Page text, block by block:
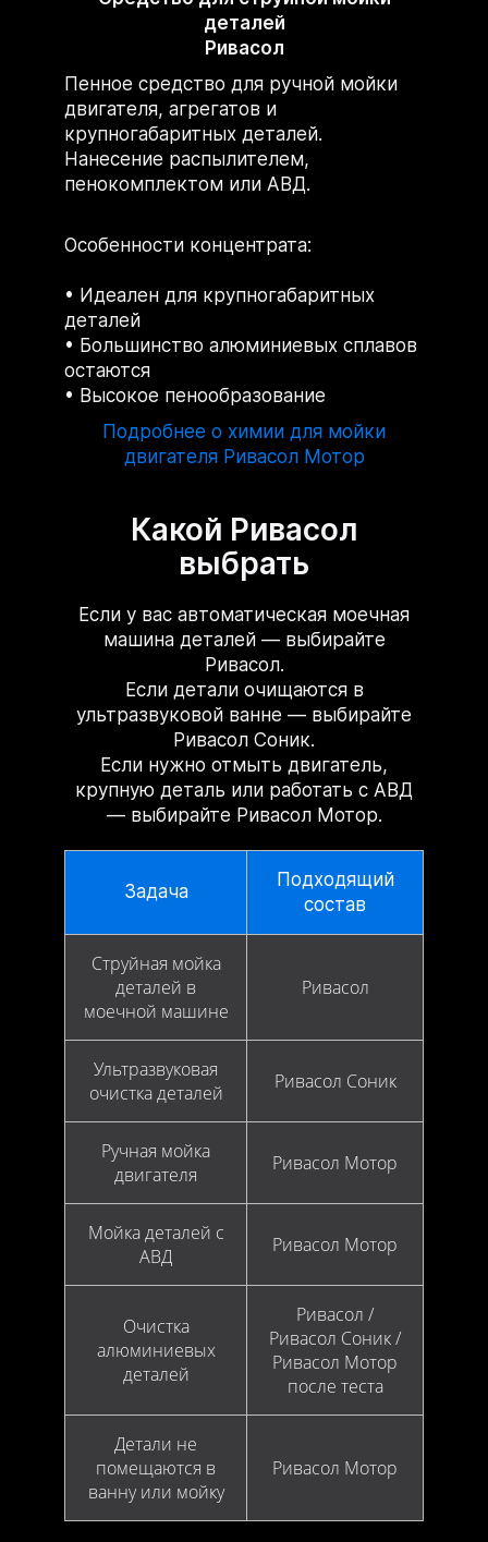
деталей
Ривасол
Пенное средство для ручной мойки
двигателя, агрегатов и
крупногабаритных деталей.
Нанесение распылителем,
пенокомплектом или АВД.
Особенности концентрата:
Идеален для крупногабаритных
деталей
Большинство алюминиевых сплавов
остаются
Высокое пенообразование
Подробнее о химии для мойки
двигателя Ривасол Мотор
Какой Ривасол
выбрать
Если у вас автоматическая моечная
машина деталей — выбирайте
Ривасол.
Если детали очищаются в
ультразвуковой ванне — выбирайте
Ривасол Соник.
Если нужно отмыть двигатель,
крупную деталь или работать с АВД
— выбирайте Ривасол Мотор.
Задача
Подходящий
состав
Струйная мойка
деталей в
моечной машине
Ривасол
Ультразвуковая
очистка деталей
Ривасол Соник
Ручная мойка
двигателя
Ривасол Мотор
Мойка деталей с
АВД
Ривасол Мотор
Очистка
алюминиевых
деталей
Ривасол /
Ривасол Соник /
Ривасол Мотор
после теста
Детали не
помещаются в
ванну или мойку
Ривасол Мотор